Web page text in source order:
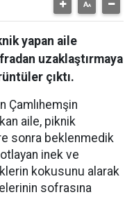
yapan aile
uzaklaştırmaya
çıktı.
Çamlıhemşin
aile, piknik
sonra beklenmedik
inek ve
kokusunu alarak
sofrasına